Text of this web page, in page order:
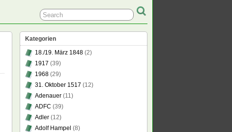
Kategorien
18./19. März 1848 (2)
1917 (39)
1968 (29)
31. Oktober 1517 (12)
Adenauer (11)
ADFC (39)
Adler (12)
Adolf Hampel (8)